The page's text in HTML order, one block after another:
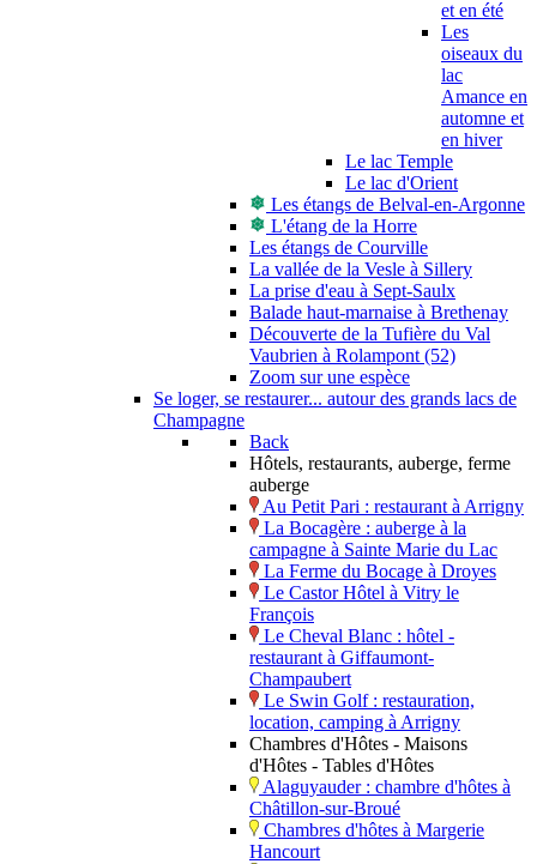
et en été
Les
oiseaux du
lac
Amance en
automne et
en hiver
Le lac Temple
Le lac d'Orient
Les étangs de Belval-en-Argonne
L'étang de la Horre
Les étangs de Courville
La vallée de la Vesle à Sillery
La prise d'eau à Sept-Saulx
Balade haut-marnaise à Brethenay
Découverte de la Tufière du Val
Vaubrien à Rolampont (52)
Zoom sur une espèce
Se loger, se restaurer... autour des grands lacs de
Champagne
Back
Hôtels, restaurants, auberge, ferme
auberge
Au Petit Pari : restaurant à Arrigny
La Bocagère : auberge à la
campagne à Sainte Marie du Lac
La Ferme du Bocage à Droyes
Le Castor Hôtel à Vitry le
François
Le Cheval Blanc : hôtel -
restaurant à Giffaumont-
Champaubert
Le Swin Golf : restauration,
location, camping à Arrigny
Chambres d'Hôtes - Maisons
d'Hôtes - Tables d'Hôtes
Alaguyauder : chambre d'hôtes à
Châtillon-sur-Broué
Chambres d'hôtes à Margerie
Hancourt